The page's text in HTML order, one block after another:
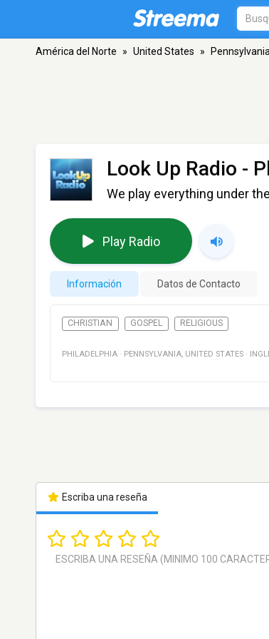
América del Norte » United States » Pennsylvania
Look Up Radio -
We play everything under
Play Radio
Información Datos de Contacto
CHRISTIAN GOSPEL RELIGIOUS
PHILADELPHIA · PENNSYLVANIA, UNITED STATES ·
Escriba una reseña